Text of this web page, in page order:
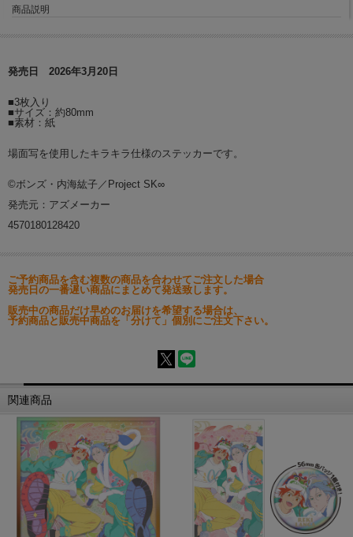
商品説明
発売日 2026年3月20日
■3枚入り
■サイズ：約80mm
■素材：紙
場面写を使用したキラキラ仕様のステッカーです。
©ボンズ・内海紘子／Project SK∞
発売元：アズメーカー
4570180128420
ご予約商品を含む複数の商品を合わせてご注文した場合
発売日の一番遅い商品にまとめて発送致します。
販売中の商品だけ早めのお届けを希望する場合は、
予約商品と販売中商品を「分けて」個別にご注文下さい。
関連商品